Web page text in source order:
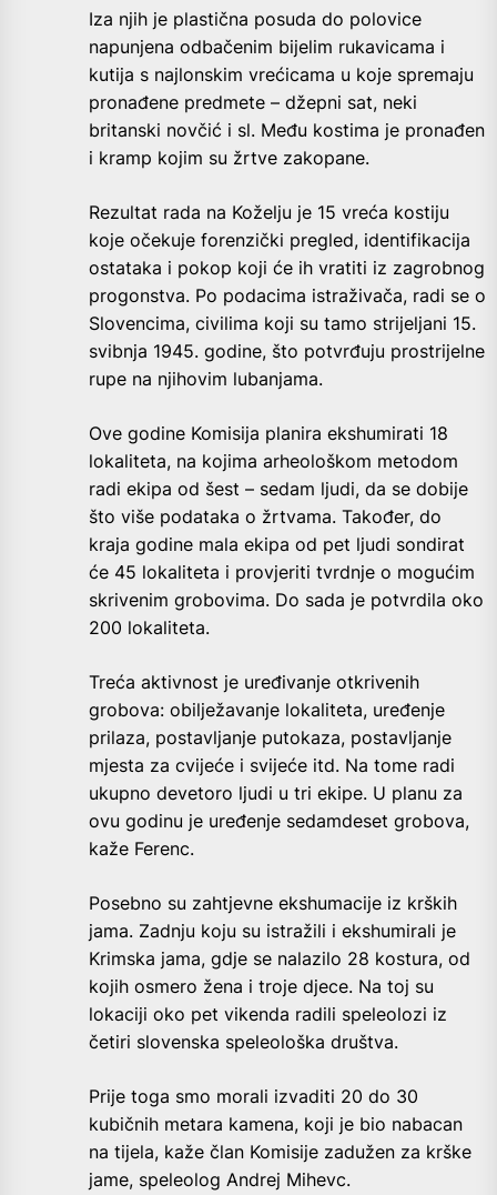
Iza njih je plastična posuda do polovice
napunjena odbačenim bijelim rukavicama i
kutija s najlonskim vrećicama u koje spremaju
pronađene predmete – džepni sat, neki
britanski novčić i sl. Među kostima je pronađen
i kramp kojim su žrtve zakopane.
Rezultat rada na Koželju je 15 vreća kostiju
koje očekuje forenzički pregled, identifikacija
ostataka i pokop koji će ih vratiti iz zagrobnog
progonstva. Po podacima istraživača, radi se o
Slovencima, civilima koji su tamo strijeljani 15.
svibnja 1945. godine, što potvrđuju prostrijelne
rupe na njihovim lubanjama.
Ove godine Komisija planira ekshumirati 18
lokaliteta, na kojima arheološkom metodom
radi ekipa od šest – sedam ljudi, da se dobije
što više podataka o žrtvama. Također, do
kraja godine mala ekipa od pet ljudi sondirat
će 45 lokaliteta i provjeriti tvrdnje o mogućim
skrivenim grobovima. Do sada je potvrdila oko
200 lokaliteta.
Treća aktivnost je uređivanje otkrivenih
grobova: obilježavanje lokaliteta, uređenje
prilaza, postavljanje putokaza, postavljanje
mjesta za cvijeće i svijeće itd. Na tome radi
ukupno devetoro ljudi u tri ekipe. U planu za
ovu godinu je uređenje sedamdeset grobova,
kaže Ferenc.
Posebno su zahtjevne ekshumacije iz krških
jama. Zadnju koju su istražili i ekshumirali je
Krimska jama, gdje se nalazilo 28 kostura, od
kojih osmero žena i troje djece. Na toj su
lokaciji oko pet vikenda radili speleolozi iz
četiri slovenska speleološka društva.
Prije toga smo morali izvaditi 20 do 30
kubičnih metara kamena, koji je bio nabacan
na tijela, kaže član Komisije zadužen za krške
jame, speleolog Andrej Mihevc.